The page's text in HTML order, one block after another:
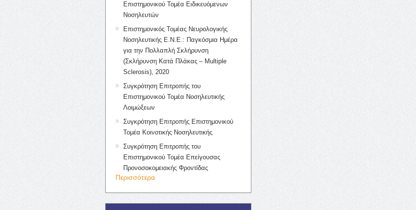
Επιστημονικού Τομέα Ειδικευόμενων
Νοσηλευτών
Επιστημονικός Τομέας Νευρολογικής
Νοσηλευτικής Ε.Ν.Ε.: Παγκόσμια Ημέρα
για την Πολλαπλή Σκλήρυνση
(Σκλήρυνση Κατά Πλάκας – Multiple
Sclerosis), 2020
Συγκρότηση Επιτροπής του
Επιστημονικού Τομέα Νοσηλευτικής
Λοιμώξεων
Συγκρότηση Επιτροπής Επιστημονικού
Τομέα Κοινοτικής Νοσηλευτικής
Συγκρότηση Επιτροπής του
Επιστημονικού Τομέα Επείγουσας
Προνοσοκομειακής Φροντίδας
Περισσότερα